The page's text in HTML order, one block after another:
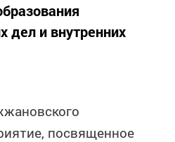
дел и внутренних
посвященное